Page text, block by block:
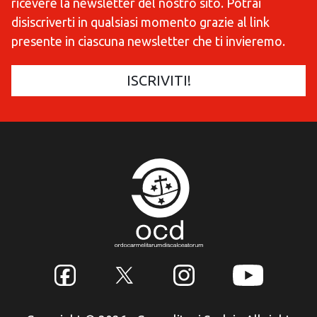
disiscriverti in qualsiasi momento grazie al link
presente in ciascuna newsletter che ti invieremo.